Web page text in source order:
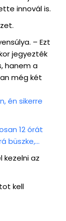
innovál is.
– Ezt
jegyezték
hanem a
még két
én sikerre
12 órát
büszke,…
az
kell